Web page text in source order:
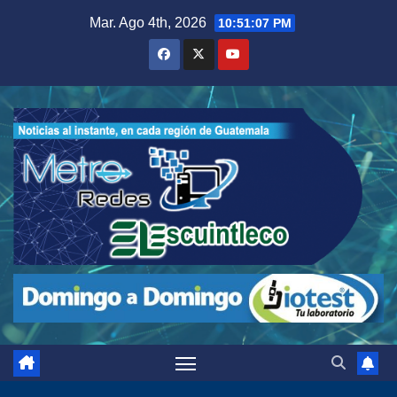
Mar. Ago 4th, 2026 10:51:08 PM